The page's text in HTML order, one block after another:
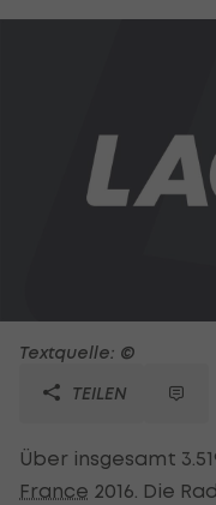
Textquelle: ©
TEILEN
Über insgesamt
France 2016. Die